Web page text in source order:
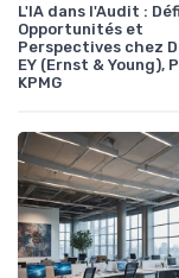
L'IA dans l'Audit :
Opportunités et
Perspectives chez
EY (Ernst & Young),
KPMG